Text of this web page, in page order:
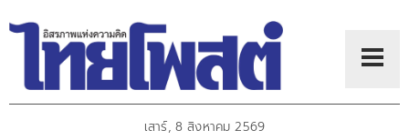
เสาร์, 8 สิงหาคม 2569